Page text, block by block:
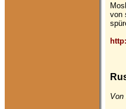
von
Von